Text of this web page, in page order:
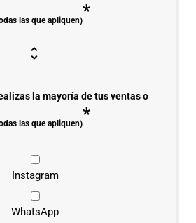
las que apliquen)*
la mayoría de tus ventas o
las que apliquen)*
Instagram
WhatsApp